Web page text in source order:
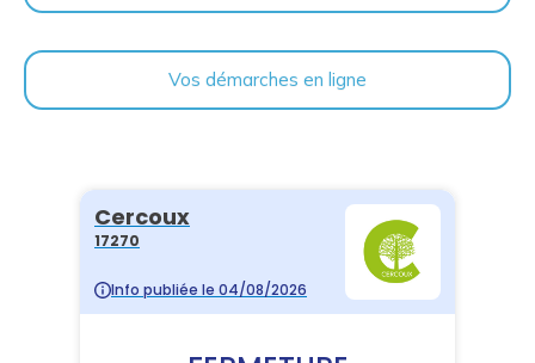
Vos démarches en ligne